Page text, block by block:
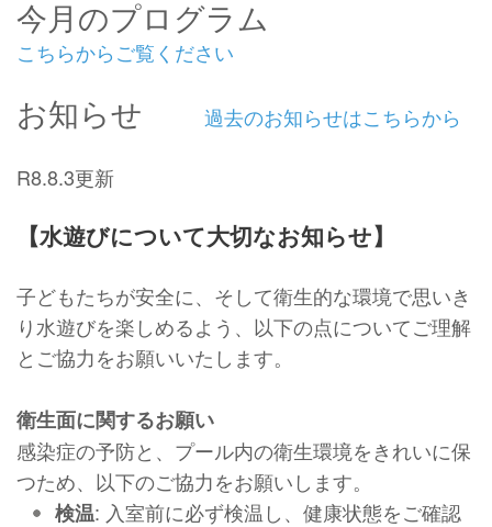
今月のプログラム
こちらからご覧ください
お知らせ 過去のお知らせはこちらから
R8.8.3更新
【水遊びについて大切なお知らせ】
子どもたちが安全に、そして衛生的な環境で思いき
り水遊びを楽しめるよう、以下の点についてご理解
とご協力をお願いいたします。
衛生面に関するお願い
感染症の予防と、プール内の衛生環境をきれいに保
つため、以下のご協力をお願いします。
検温: 入室前に必ず検温し、健康状態をご確認